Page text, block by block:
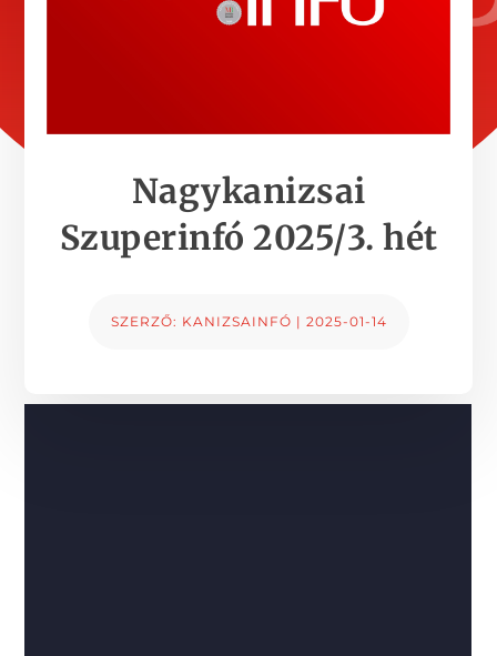
Nagykanizsai
Szuperinfó 2025/3. hét
SZERZŐ: KANIZSAINFÓ | 2025-01-14